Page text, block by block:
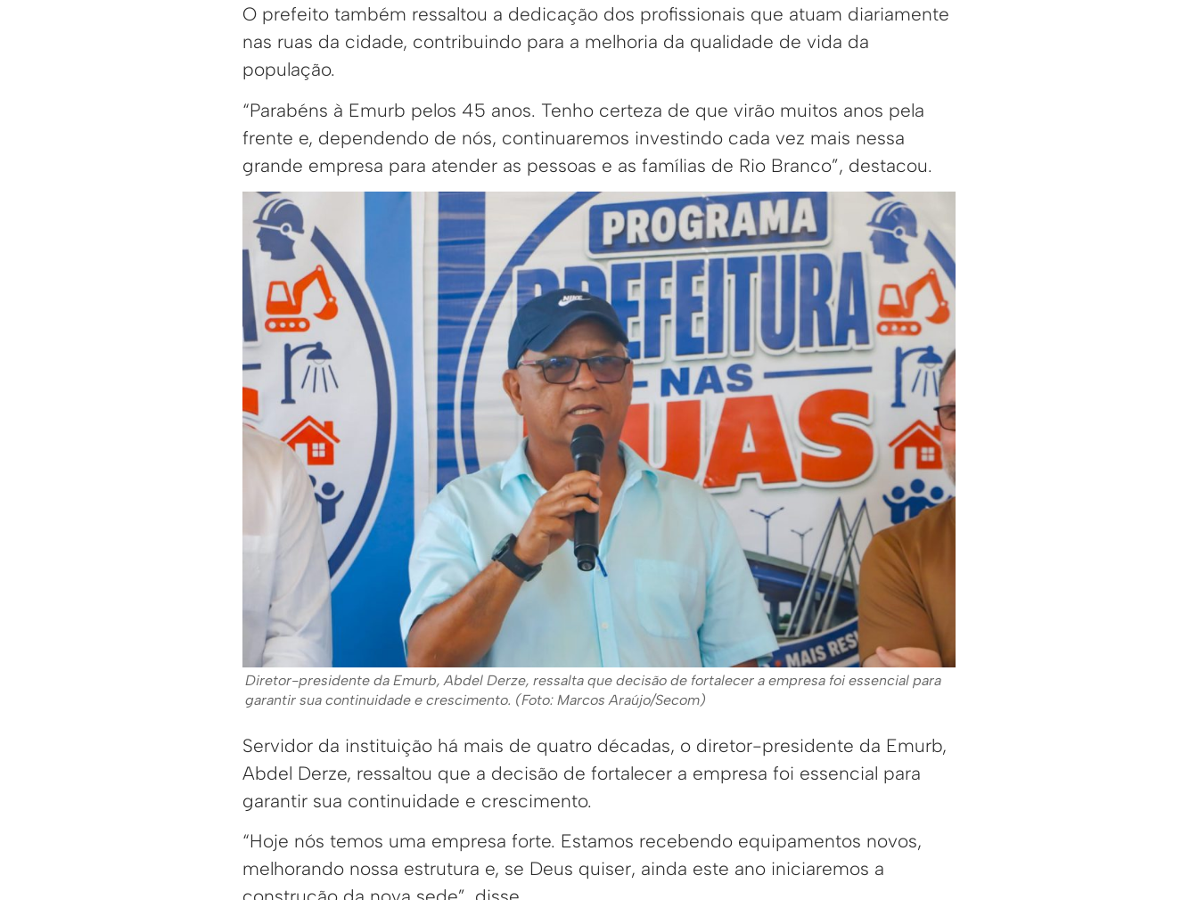
O prefeito também ressaltou a dedicação dos profissionais que atuam diariamente
nas ruas da cidade, contribuindo para a melhoria da qualidade de vida da
população.
“Parabéns à Emurb pelos 45 anos. Tenho certeza de que virão muitos anos pela
frente e, dependendo de nós, continuaremos investindo cada vez mais nessa
grande empresa para atender as pessoas e as famílias de Rio Branco”, destacou.
Diretor-presidente da Emurb, Abdel Derze, ressalta que decisão de fortalecer a empresa foi essencial para
garantir sua continuidade e crescimento. (Foto: Marcos Araújo/Secom)
Servidor da instituição há mais de quatro décadas, o diretor-presidente da Emurb,
Abdel Derze, ressaltou que a decisão de fortalecer a empresa foi essencial para
garantir sua continuidade e crescimento.
“Hoje nós temos uma empresa forte. Estamos recebendo equipamentos novos,
melhorando nossa estrutura e, se Deus quiser, ainda este ano iniciaremos a